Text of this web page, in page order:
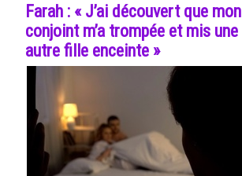
Farah : « J’ai découvert que mon
conjoint m’a trompée et mis une
autre fille enceinte »